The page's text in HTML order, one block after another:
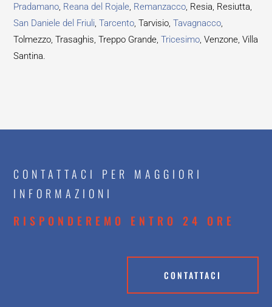
Pradamano Reana del Rojale Remanzacco , Resia, Resiutta,
San Daniele del Friuli ,Tarcento , Tarvisio,Tavagnacco
Tolmezzo, Trasaghis, Treppo Grande,Tricesimo , Venzone, Villa
Santina.
CONTATTACI PER MAGGIORI
INFORMAZIONI
RISPONDEREMO ENTRO 24 ORE
CONTATTACI